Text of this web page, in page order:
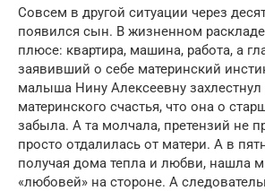
Совсем в другой ситуации через
появился сын. В жизненном
плюсе: квартира, машина, работа, а
заявивший о себе материнский
малыша Нину Алексеевну
материнского счастья, что она о
забыла. А та молчала, претензий не
просто отдалилась от матери. А в
получая дома тепла и любви, нашла
«любовей» на стороне. А